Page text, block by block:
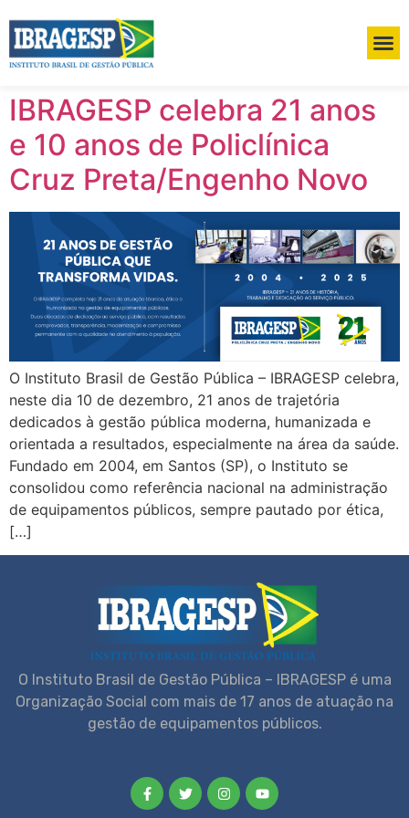
IBRAGESP celebra 21 anos
e 10 anos de Policlínica
Cruz Preta/Engenho Novo
O Instituto Brasil de Gestão Pública – IBRAGESP celebra,
neste dia 10 de dezembro, 21 anos de trajetória
dedicados à gestão pública moderna, humanizada e
orientada a resultados, especialmente na área da saúde.
Fundado em 2004, em Santos (SP), o Instituto se
consolidou como referência nacional na administração
de equipamentos públicos, sempre pautado por ética,
[…]
O Instituto Brasil de Gestão Pública – IBRAGESP é uma
Organização Social com mais de 17 anos de atuação na
gestão de equipamentos públicos.